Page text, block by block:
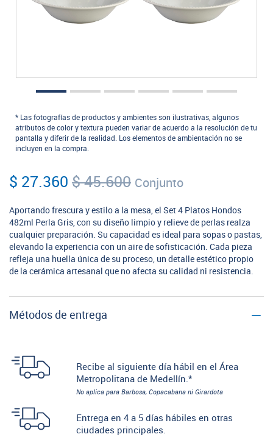
* Las fotografías de productos y ambientes son ilustrativas, algunos
atributos de color y textura pueden variar de acuerdo a la resolución de tu
pantalla y diferir de la realidad. Los elementos de ambientación no se
incluyen en la compra.
$ 27.360 $ 45.600 Conjunto
Aportando frescura y estilo a la mesa, el Set 4 Platos Hondos
482ml Perla Gris, con su diseño limpio y relieve de perlas realza
cualquier preparación. Su capacidad es ideal para sopas o pastas,
elevando la experiencia con un aire de sofisticación. Cada pieza
refleja una huella única de su proceso, un detalle estético propio
de la cerámica artesanal que no afecta su calidad ni resistencia.
Métodos de entrega
Recibe al siguiente día hábil en el Área
Metropolitana de Medellín.*
No aplica para Barbosa, Copacabana ni Girardota
Entrega en 4 a 5 días hábiles en otras
ciudades principales.